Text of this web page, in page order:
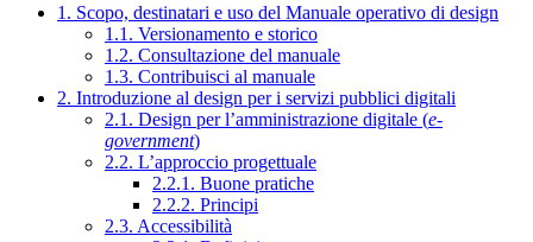
1. Scopo, destinatari e uso del Manuale operativo di design
1.1. Versionamento e storico
1.2. Consultazione del manuale
1.3. Contribuisci al manuale
2. Introduzione al design per i servizi pubblici digitali
2.1. Design per l’amministrazione digitale (e-
government)
2.2. L’approccio progettuale
2.2.1. Buone pratiche
2.2.2. Principi
2.3. Accessibilità